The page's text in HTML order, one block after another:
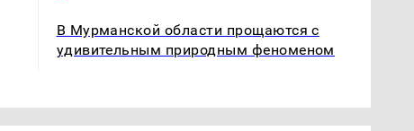
В Мурманской области прощаются с
удивительным природным феноменом